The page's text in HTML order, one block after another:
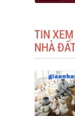
TIN
NHÀ